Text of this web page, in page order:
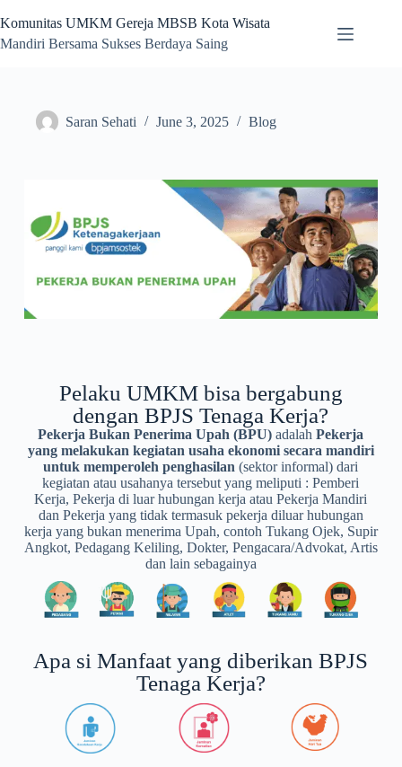
Komunitas UMKM Gereja MBSB Kota Wisata
Mandiri Bersama Sukses Berdaya Saing
Saran Sehati June 3, 2025 Blog
Pelaku UMKM bisa bergabung
dengan BPJS Tenaga Kerja?
Pekerja Bukan Penerima Upah (BPU) adalahPekerja
yang melakukan kegiatan usaha ekonomi secara mandiri
untuk memperoleh penghasilan (sektor informal) dari
kegiatan atau usahanya tersebut yang meliputi : Pemberi
Kerja, Pekerja di luar hubungan kerja atau Pekerja Mandiri
dan Pekerja yang tidak termasuk pekerja diluar hubungan
kerja yang bukan menerima Upah, contoh Tukang Ojek, Supir
Angkot, Pedagang Keliling, Dokter, Pengacara/Advokat, Artis
dan lain sebagainya
Apa si Manfaat yang diberikan BPJS
Tenaga Kerja?